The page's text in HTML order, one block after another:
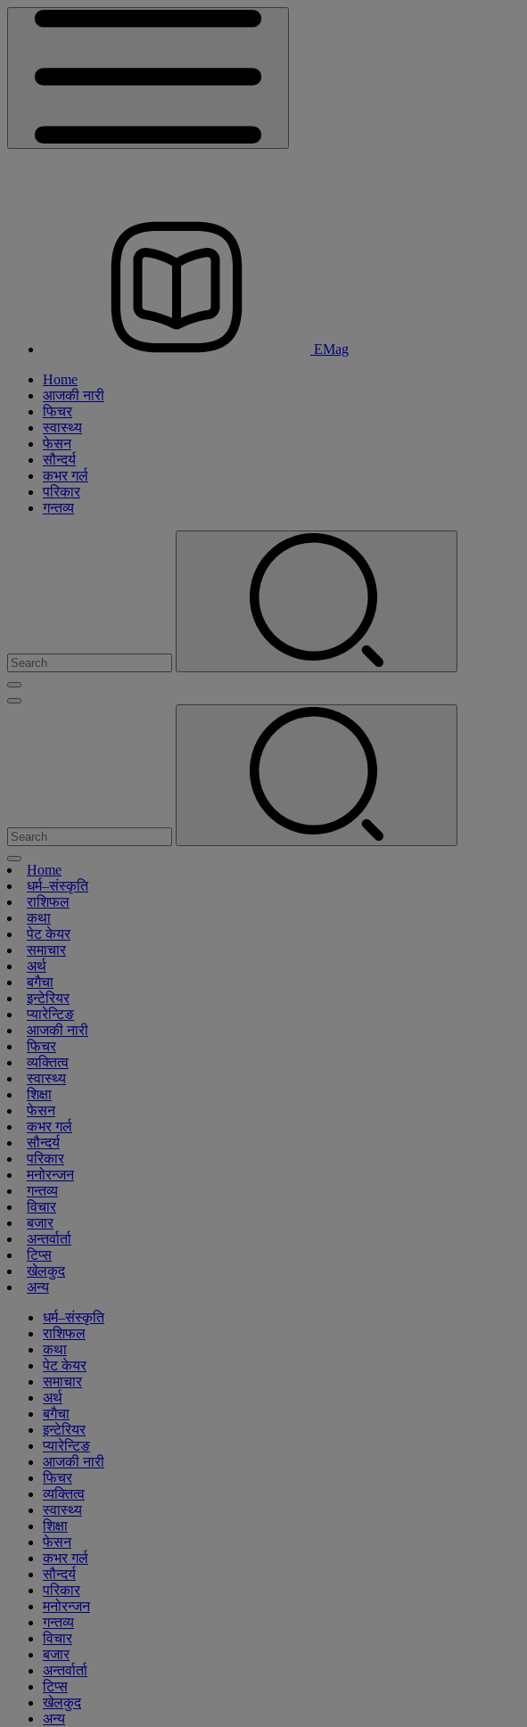
EMag
Home
आजकी नारी
फिचर
स्वास्थ्य
फेसन
सौन्दर्य
कभर गर्ल
परिकार
गन्तव्य
Home
धर्म–संस्कृति
राशिफल
कथा
पेट केयर
समाचार
अर्थ
बगैचा
इन्टेरियर
प्यारेन्टिङ
आजकी नारी
फिचर
व्यक्तित्व
स्वास्थ्य
शिक्षा
फेसन
कभर गर्ल
सौन्दर्य
परिकार
मनोरन्जन
गन्तव्य
विचार
बजार
अन्तर्वार्ता
टिप्स
खेलकुद
अन्य
धर्म–संस्कृति
राशिफल
कथा
पेट केयर
समाचार
अर्थ
बगैचा
इन्टेरियर
प्यारेन्टिङ
आजकी नारी
फिचर
व्यक्तित्व
स्वास्थ्य
शिक्षा
फेसन
कभर गर्ल
सौन्दर्य
परिकार
मनोरन्जन
गन्तव्य
विचार
बजार
अन्तर्वार्ता
टिप्स
खेलकुद
अन्य